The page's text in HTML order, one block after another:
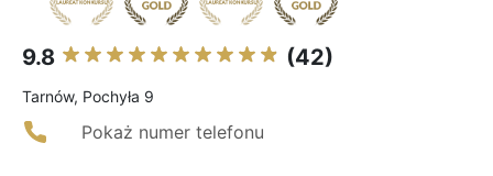
9.8 (42)
Tarnów, Pochyła 9
Pokaż numer telefonu